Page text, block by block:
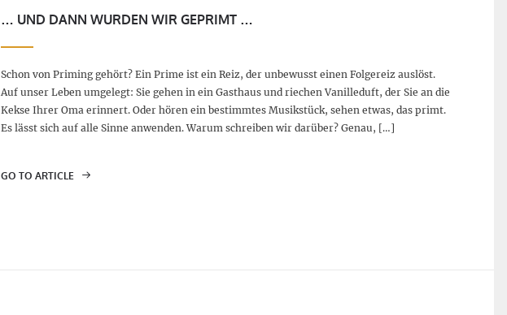
… UND DANN WURDEN WIR GEPRIMT …
Schon von Priming gehört? Ein Prime ist ein Reiz, der unbewusst einen Folgereiz auslöst.
Auf unser Leben umgelegt: Sie gehen in ein Gasthaus und riechen Vanilleduft, der Sie an die
Kekse Ihrer Oma erinnert. Oder hören ein bestimmtes Musikstück, sehen etwas, das primt.
Es lässt sich auf alle Sinne anwenden. Warum schreiben wir darüber? Genau, […]
GO TO ARTICLE